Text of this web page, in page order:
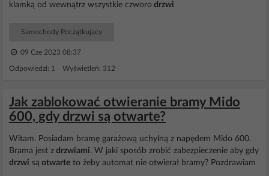
klamką od wewnątrz wszystkie czworo drzwi
Samochody Początkujący
09 Cze 2023 08:37
Odpowiedzi: 1 Wyświetleń: 312
Jak zablokować otwieranie bramy Mido
600, gdy drzwi są otwarte?
Witam. Posiadam bramę garażową uchylną z napędem Mido 600.
Brama jest z drzwiami. W jaki sposób zrobić zabezpieczenie aby gdy
drzwi są otwarte to żeby automat nie otwierał bramy? Pozdrawiam